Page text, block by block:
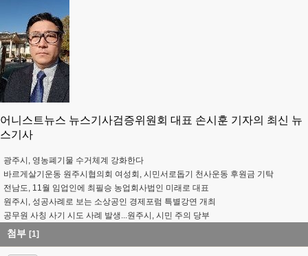
어니스트뉴스 뉴스기사검증위원회 대표 손시훈 기자의 최신 뉴
스기사
광주시, 영농폐기물 수거체계 강화한다
바르게살기운동 원주시협의회 여성회, 시민서로돕기 천사운동 후원금 기탁
전남도, 11월 임업인에 최필승 농업회사법인 미래로 대표
원주시, 성공사례로 보는 소상공인 경제포럼 특별강연 개최
공무원 사칭 사기 시도 사례 발생...원주시, 시민 주의 당부
첨부 [1]